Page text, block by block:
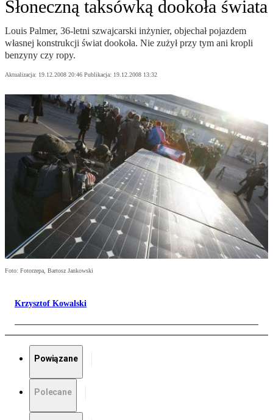
Słoneczną taksówką dookoła świata
Louis Palmer, 36-letni szwajcarski inżynier, objechał pojazdem
własnej konstrukcji świat dookoła. Nie zużył przy tym ani kropli
benzyny czy ropy.
Aktualizacja: 19.12.2008 20:46 Publikacja: 19.12.2008 13:32
Foto: Fotorzepa, Bartosz Jankowski
Krzysztof Kowalski
Powiązane
Polecane